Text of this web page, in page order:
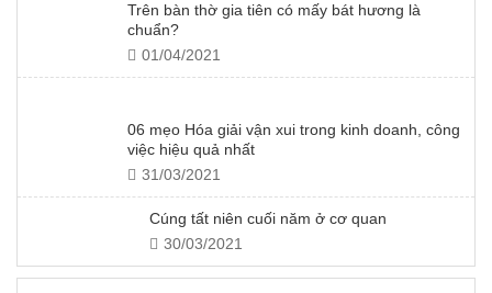
Trên bàn thờ gia tiên có mấy bát hương là
chuẩn?
01/04/2021
06 mẹo Hóa giải vận xui trong kinh doanh, công
việc hiệu quả nhất
31/03/2021
Cúng tất niên cuối năm ở cơ quan
30/03/2021